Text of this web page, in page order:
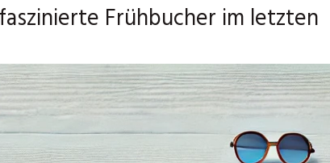
Frühbucher im letzten